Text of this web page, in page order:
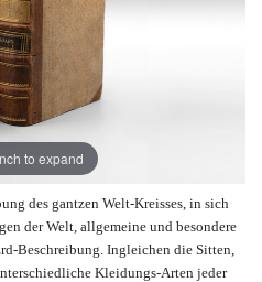
to expand
des gantzen Welt-Kreisses, in sich
der Welt, allgemeine und besondere
Beschreibung. Ingleichen die Sitten,
Kleidungs-Arten jeder